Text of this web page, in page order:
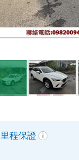
里程保證